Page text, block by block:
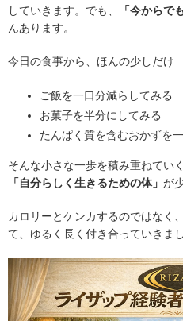
していきます。でも、
「今からで
んあります。
今日の食事から、ほんの少しだけ
ご飯を一口分減らしてみる
お菓子を半分にしてみる
たんぱく質を含むおかずを
そんな小さな一歩を積み重ねてい
「自分らしく生きるための体」 が
カロリーとケンカするのではなく、
て、ゆるく長く付き合っていきまし